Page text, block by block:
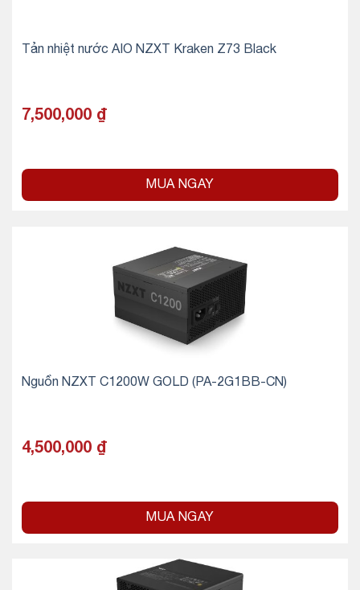
Tản nhiệt nước AIO NZXT Kraken Z73 Black
7,500,000 ₫
MUA NGAY
Nguồn NZXT C1200W GOLD (PA-2G1BB-CN)
4,500,000 ₫
MUA NGAY